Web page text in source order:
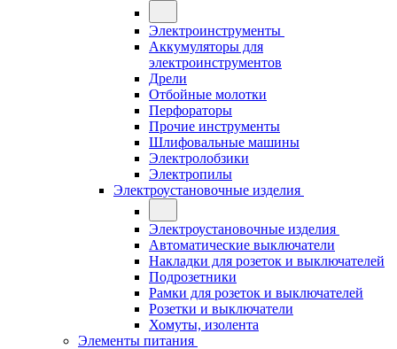
Электроинструменты
Аккумуляторы для
электроинструментов
Дрели
Отбойные молотки
Перфораторы
Прочие инструменты
Шлифовальные машины
Электролобзики
Электропилы
Электроустановочные изделия
Электроустановочные изделия
Автоматические выключатели
Накладки для розеток и выключателей
Подрозетники
Рамки для розеток и выключателей
Розетки и выключатели
Хомуты, изолента
Элементы питания